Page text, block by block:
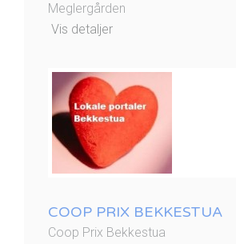
Meglergården
Vis detaljer
COOP PRIX BEKKESTUA
Coop Prix Bekkestua